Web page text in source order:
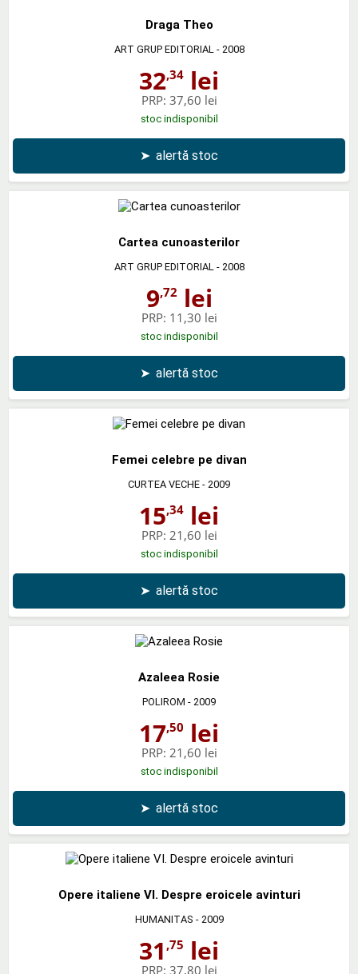
Draga Theo
ART GRUP EDITORIAL - 2008
32,34 lei
PRP: 37,60 lei
stoc indisponibil
➤ alertă stoc
Cartea cunoasterilor
ART GRUP EDITORIAL - 2008
9,72lei
PRP: 11,30 lei
stoc indisponibil
➤ alertă stoc
Femei celebre pe divan
CURTEA VECHE - 2009
15,34 lei
PRP: 21,60 lei
stoc indisponibil
➤ alertă stoc
Azaleea Rosie
POLIROM - 2009
17,50 lei
PRP: 21,60 lei
stoc indisponibil
➤ alertă stoc
Opere italiene VI. Despre eroicele avinturi
HUMANITAS - 2009
31 ,75 lei
PRP: 37,80 lei